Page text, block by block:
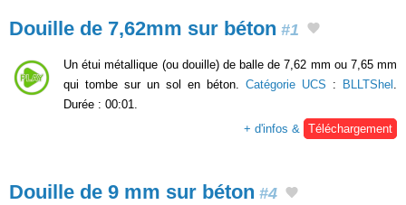
Douille de 7,62mm sur béton #1
Un étui métallique (ou douille) de balle de 7,62 mm ou 7,65 mm
qui tombe sur un sol en béton. Catégorie UCS : BLLTShel .
Durée : 00:01.
+ d'infos & Téléchargement
Douille de 9 mm sur béton #4